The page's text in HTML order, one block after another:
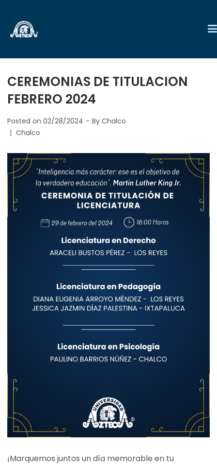
CEREMONIAS DE TITULACION
FEBRERO 2024
Posted on 02/28/2024 By Chalco
Chalco
¡Marquemos juntos un día memorable en tu